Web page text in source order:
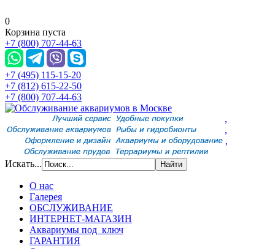
0
Корзина пуста
+7 (800) 707-44-63
+7 (495) 115-15-20
+7 (812) 615-22-50
+7 (800) 707-44-63
,
,
,
Искать...
О нас
Галерея
ОБСЛУЖИВАНИЕ
ИНТЕРНЕТ-МАГАЗИН
Аквариумы под ключ
ГАРАНТИЯ